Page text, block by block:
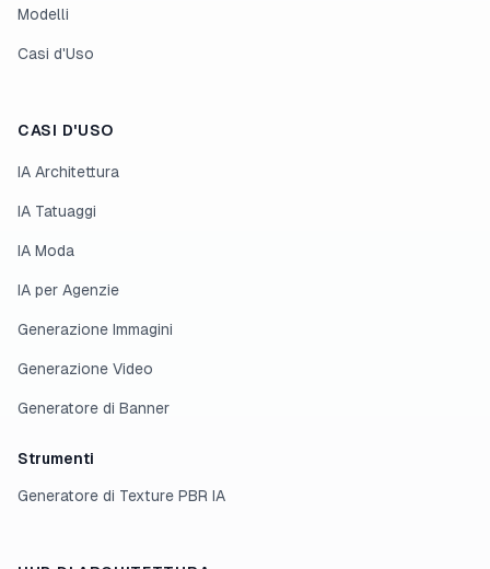
Modelli
Casi d'Uso
CASI D'USO
IA Architettura
IA Tatuaggi
IA Moda
IA per Agenzie
Generazione Immagini
Generazione Video
Generatore di Banner
Strumenti
Generatore di Texture PBR IA